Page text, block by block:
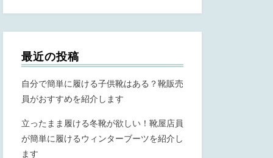
最近の投稿
自分で簡単に履ける子供靴はある？靴販売
員がおすすめを紹介します
立ったまま履ける冬靴が欲しい！靴屋店員
が簡単に履けるウィンターブーツを紹介し
ます